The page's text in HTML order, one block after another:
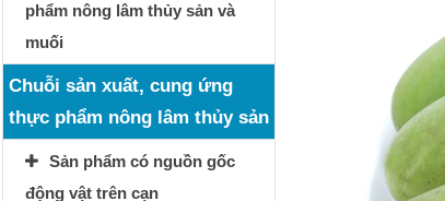
phẩm nông lâm thủy sản và
muối
Chuỗi sản xuất, cung ứng
thực phẩm nông lâm thủy sản
Sản phẩm có nguồn gốc
động vật trên cạn